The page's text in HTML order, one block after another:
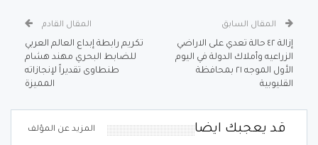
المقال السابق
إزالة ٤٢ حالة تعدي على الاراضي
الزراعيه وأملاك الدولة في اليوم
الأول الموجه ٢١ بمحافظة
القليوبية
المقال القادم
تكريم رابطة إبداع العالم العربي
للضابط البحري مهند هشام
طنطاوى تقديراً لإنجازاته
المميزة
قد يعجبك ايضا المزيد عن المؤلف